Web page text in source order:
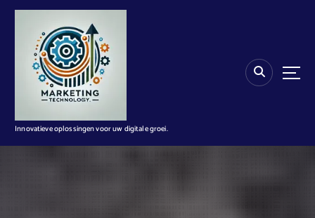
n
Innovatieve oplossingen voor uw digitale groei.